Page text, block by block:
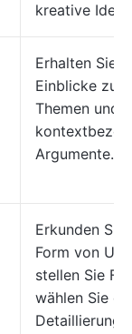
kreative
Erhalten Sie
Einblicke zu
Themen und
Argumente.
Erkunden Sie
Form von
stellen Sie
wählen Sie